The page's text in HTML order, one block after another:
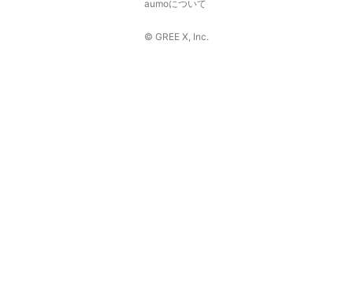
aumoについて
© GREE X, Inc.